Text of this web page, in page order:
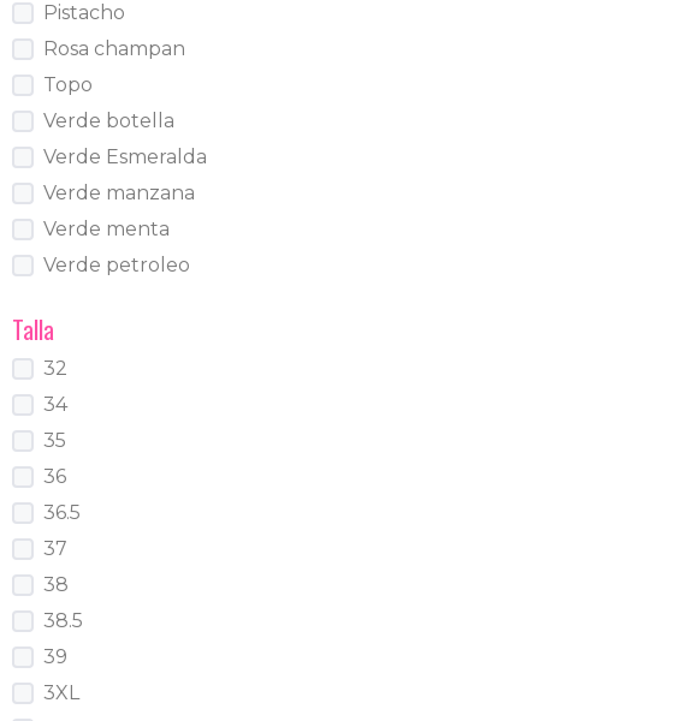
Pistacho
Rosa champan
Topo
Verde botella
Verde Esmeralda
Verde manzana
Verde menta
Verde petroleo
Talla
32
34
35
36
36.5
37
38
38.5
39
3XL